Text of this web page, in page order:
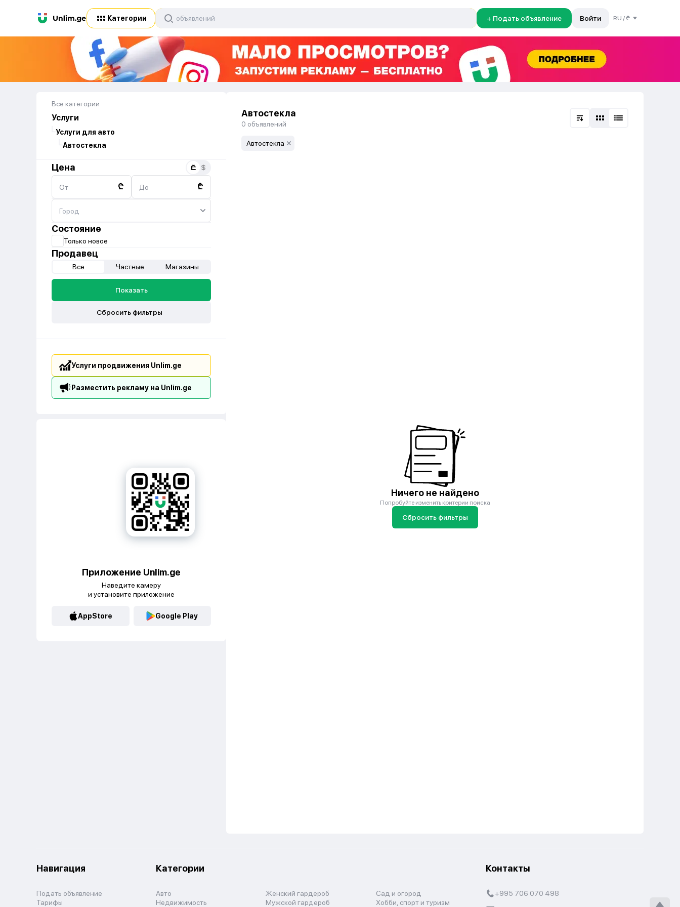
Категории + Подать объявление Войти RU /₾
Все категории
Услуги
Услуги для авто
Автостекла
Цена
От ₾ До ₾
Состояние
Только новое
Продавец
Все Частные Магазины
Показать
Сбросить фильтры
Услуги продвижения Unlim.ge
Разместить рекламу на Unlim.ge
Приложение Unlim.ge
Наведите камеру
и установите приложение
AppStore Google Play
Автостекла
0 объявлений
Автостекла
Ничего не найдено
Попробуйте изменить критерии поиска
Сбросить фильтры
Навигация
Подать объявление
Тарифы
Категории
Авто
Недвижимость
Женский гардероб
Мужской гардероб
Сад и огород
Хобби, спорт и туризм
Контакты
+995 706 070 498